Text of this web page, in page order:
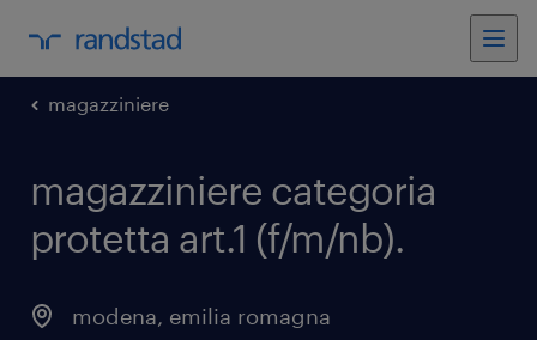
magazziniere
magazziniere categoria
protetta art.1 (f/m/nb).
modena, emilia romagna